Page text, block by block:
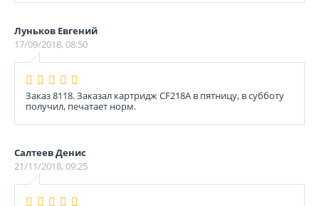
Луньков Евгений
17/09/2018, 08:50
Заказ 8118. Заказал картридж CF218A в пятницу, в субботу
получил, печатает норм.
Салтеев Денис
21/11/2018, 09:25